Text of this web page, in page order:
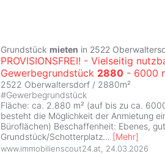
Grundstück mieten in 2522
PROVISIONSFREI! - Vielseitig
Gewerbegrundstück 2880 - 6000
2522 Oberwaltersdorf / 2880m²
#Gewerbegrundstück
Fläche: ca. 2.880 m² (auf bis zu ca.
besteht die Möglichkeit der Anmietung
Büroflächen) Beschaffenheit: Ebenes,
Grundstück/Schotterplatz... [Mehr]
www.immobilienscout24.at 24.03.2026